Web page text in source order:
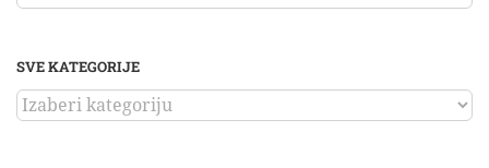
SVE KATEGORIJE
SVE
KATEGORIJE